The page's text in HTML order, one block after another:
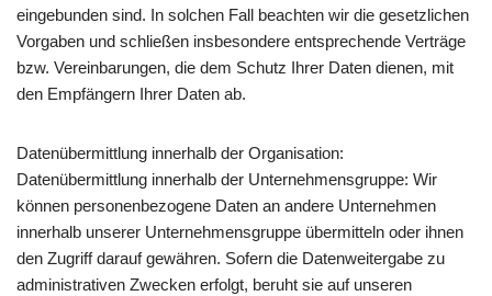
eingebunden sind. In solchen Fall beachten wir die gesetzlichen
Vorgaben und schließen insbesondere entsprechende Verträge
bzw. Vereinbarungen, die dem Schutz Ihrer Daten dienen, mit
den Empfängern Ihrer Daten ab.
Datenübermittlung innerhalb der Organisation:
Datenübermittlung innerhalb der Unternehmensgruppe: Wir
können personenbezogene Daten an andere Unternehmen
innerhalb unserer Unternehmensgruppe übermitteln oder ihnen
den Zugriff darauf gewähren. Sofern die Datenweitergabe zu
administrativen Zwecken erfolgt, beruht sie auf unseren